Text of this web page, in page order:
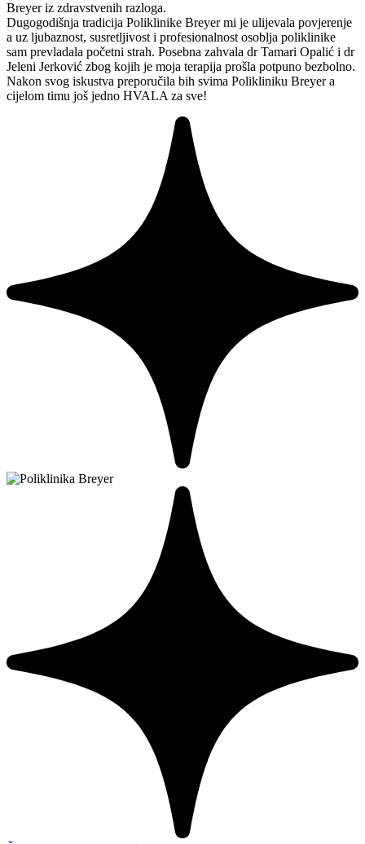
Breyer iz zdravstvenih razloga.
Dugogodišnja tradicija Poliklinike Breyer mi je ulijevala povjerenje
a uz ljubaznost, susretljivost i profesionalnost osoblja poliklinike
sam prevladala početni strah. Posebna zahvala dr Tamari Opalić i dr
Jeleni Jerković zbog kojih je moja terapija prošla potpuno bezbolno.
Nakon svog iskustva preporučila bih svima Polikliniku Breyer a
cijelom timu još jedno HVALA za sve!